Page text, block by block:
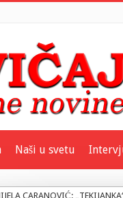
Naši u svetu
CARANOVIĆ: